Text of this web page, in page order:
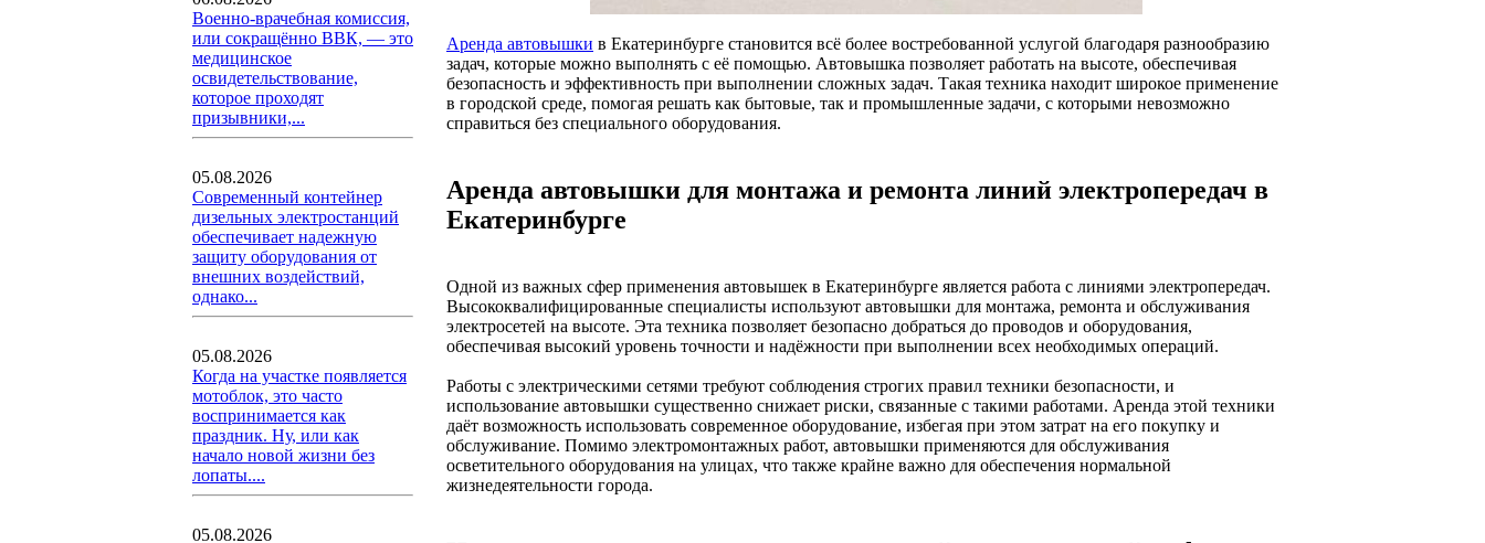
Военно-врачебная комиссия,
или сокращённо ВВК, — это
медицинское
освидетельствование,
которое проходят
призывники,...
05.08.2026
Современный контейнер
дизельных электростанций
обеспечивает надежную
защиту оборудования от
внешних воздействий,
однако...
05.08.2026
Когда на участке появляется
мотоблок, это часто
воспринимается как
праздник. Ну, или как
начало новой жизни без
лопаты....
05.08.2026
Аренда автовышки в Екатеринбурге становится всё более востребованной услугой благодаря разнообразию
задач, которые можно выполнять с её помощью. Автовышка позволяет работать на высоте, обеспечивая
безопасность и эффективность при выполнении сложных задач. Такая техника находит широкое применение
в городской среде, помогая решать как бытовые, так и промышленные задачи, с которыми невозможно
справиться без специального оборудования.
Аренда автовышки для монтажа и ремонта линий электропередач в
Екатеринбурге
Одной из важных сфер применения автовышек в Екатеринбурге является работа с линиями электропередач.
Высококвалифицированные специалисты используют автовышки для монтажа, ремонта и обслуживания
электросетей на высоте. Эта техника позволяет безопасно добраться до проводов и оборудования,
обеспечивая высокий уровень точности и надёжности при выполнении всех необходимых операций.
Работы с электрическими сетями требуют соблюдения строгих правил техники безопасности, и
использование автовышки существенно снижает риски, связанные с такими работами. Аренда этой техники
даёт возможность использовать современное оборудование, избегая при этом затрат на его покупку и
обслуживание. Помимо электромонтажных работ, автовышки применяются для обслуживания
осветительного оборудования на улицах, что также крайне важно для обеспечения нормальной
жизнедеятельности города.